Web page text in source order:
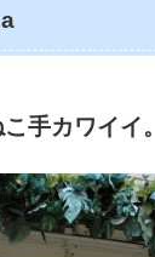
手カワイイ。